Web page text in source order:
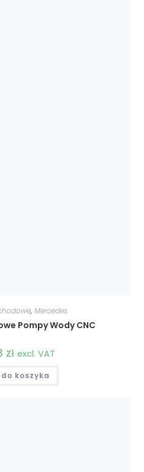
, Mercedes
Pompy Wody CNC
zł excl. VAT
koszyka